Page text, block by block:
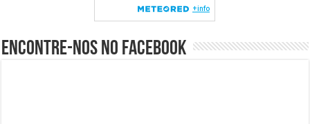
Encontre-nos no Facebook